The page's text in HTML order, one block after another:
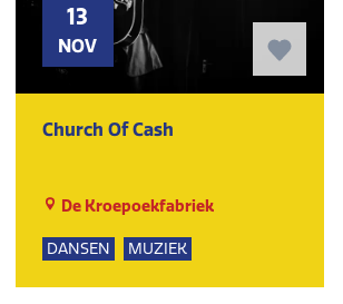
13
NOV
Church Of Cash
De Kroepoekfabriek
DANSEN MUZIEK